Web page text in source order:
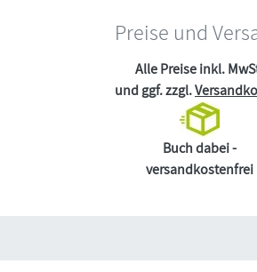
Preise und
Alle Preise inkl.
und ggf. zzgl.
Buch dabei -
versandkostenfrei